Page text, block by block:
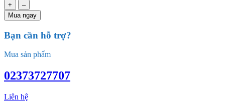
+
–
Mua ngay
Bạn cần hỗ trợ?
Mua sản phẩm
02373727707
Liên hệ